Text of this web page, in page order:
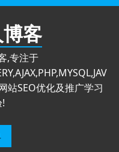
客
,专注于
站SEO优化及推广学习